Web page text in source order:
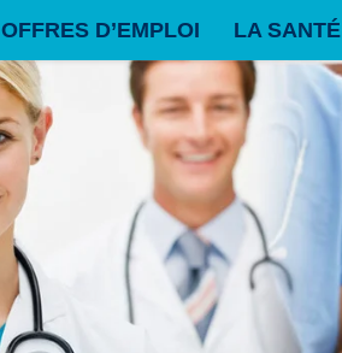
OFFRES D’EMPLOI LA SANTÉ